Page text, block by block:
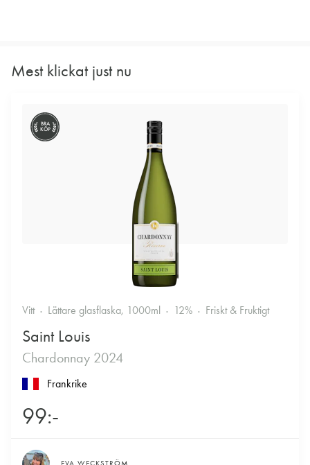
Mest klickat just nu
BRA
KÖP
Vitt Lättare glasflaska, 1000ml 12% Friskt & Fruktigt
Saint Louis
Chardonnay 2024
Frankrike
99:-